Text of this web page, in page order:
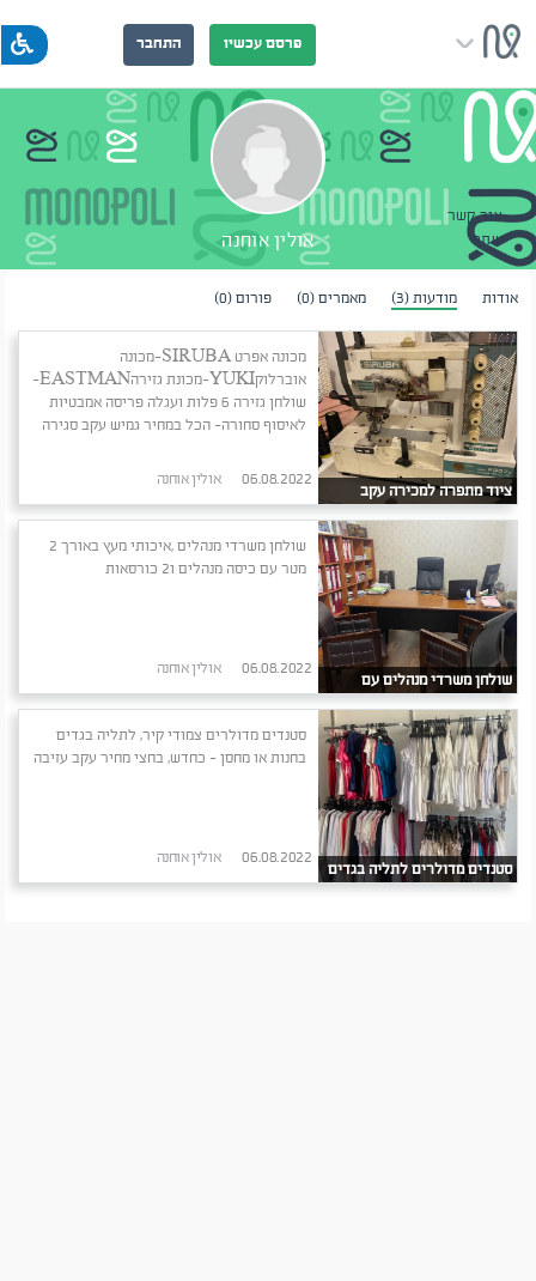
פרסם עכשיו התחבר
צור קשר
שתף
אולין אוחנה
אודות מודעות (3) מאמרים (0) פורום (0)
ציוד מתפרה למכירה עקב
סגירה
מכונה אפרט SIRUBA-מכונה
אוברלוקYUKI-מכונת גזירהEASTMAN-
שולחן גזירה 6 פלות ועגלה פריסה אמבטיות
לאיסוף סחורה- הכל במחיר גמיש עקב סגירה
אולין אוחנה
שולחן משרדי מנהלים עם
כיסאות
שולחן משרדי מנהלים ,איכותי מעץ באורך 2
מטר עם כיסה מנהלים ו2 כורסאות
אולין אוחנה
סטנדים מדולרים לתליה בגדים
סטנדים מדולרים צמודי קיר, לתליה בגדים
בחנות או מחסן - כחדש, בחצי מחיר עקב עזיבה
אולין אוחנה